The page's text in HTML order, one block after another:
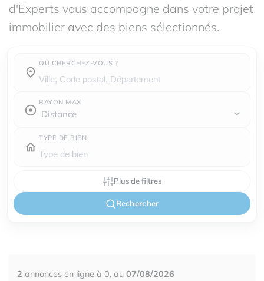
d'Experts vous accompagne dans votre projet
immobilier avec des biens sélectionnés.
OÙ CHERCHEZ-VOUS ?
Où cherchez-vous ?
RAYON MAX
TYPE DE BIEN
Plus de filtres
Rechercher
2 annonces en ligne à 0, au 07/08/2026